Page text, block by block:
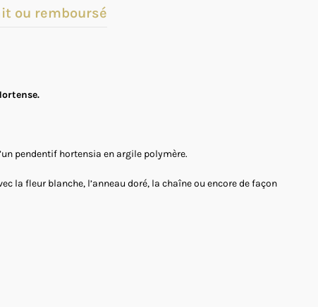
ou remboursé
.
pendentif hortensia en argile polymère.
la fleur blanche, l’anneau doré, la chaîne ou encore de façon